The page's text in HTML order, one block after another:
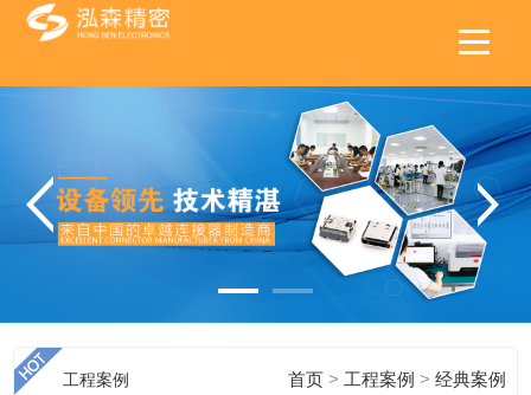
工程案例 首页 > 工程案例 >经典案例